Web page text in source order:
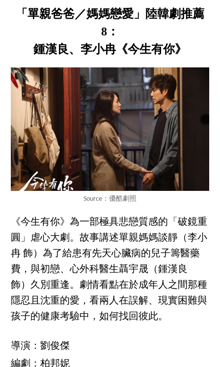
「單親爸爸／媽媽戀愛」陸韓劇推薦
8：
鍾漢良、李小冉《今生有你》
Source：優酷劇照
《今生有你》為一部極具悲戀質感的「破鏡重
圓」虐心大劇。故事講述單親媽媽談靜（李小
冉 飾）為了給患有先天心臟病的兒子籌醫藥
費，與初戀、心外科醫生聶宇晟（鍾漢良
飾）久別重逢。劇情看點在於成年人之間那種
隱忍且沈重的愛，看兩人在誤解、現實困難與
孩子的健康考驗中，如何找回彼此。
導演：劉俊傑
編劇：柏邦妮